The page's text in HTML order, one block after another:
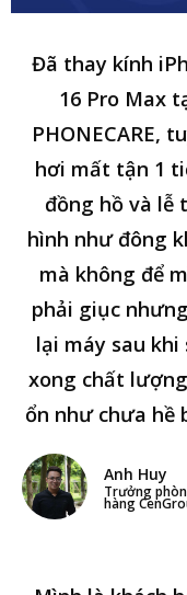
Đã thay kính
16 Pro Max
PHONECARE,
hơi mất tận 1
đồng hồ và lễ
hình như đông
mà không để
phải giục
lại máy sau khi
xong chất
ổn như chưa hề
Anh Huy
Trưởng
hàng